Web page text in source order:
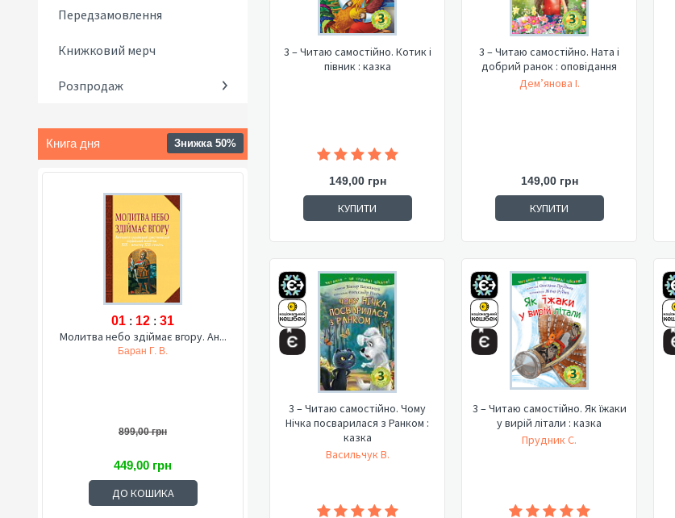
Передзамовлення
Книжковий мерч
Розпродаж
Книга дня Знижка 50%
01 : 12 : 31
Молитва небо здіймає вгору. Ан...
Баран Г. В.
899,00 грн
449,00 грн
ДО КОШИКА
3 – Читаю самостійно. Котик і
півник : казка
149,00 грн
КУПИТИ
3 – Читаю самостійно. Ната і
добрий ранок : оповідання
Дем’янова І.
149,00 грн
КУПИТИ
3 – Читаю самостійно. Чому
Нічка посварилася з Ранком :
казка
Васильчук В.
3 – Читаю самостійно. Як їжаки
у вирій літали : казка
Прудник С.